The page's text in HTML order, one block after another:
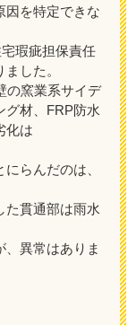
因を特定できな
瑕疵担保責任
した。
の窯業系サイデ
グ材、FRP防水
化は
らんだのは、
た貫通部は雨水
、異常はありま